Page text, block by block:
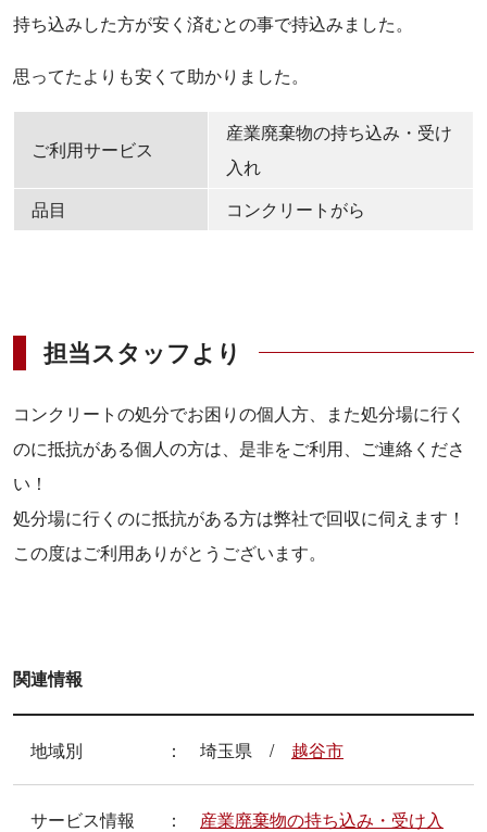
持ち込みした方が安く済むとの事で持込みました。
思ってたよりも安くて助かりました。
ご利用サービス
産業廃棄物の持ち込み・受け
入れ
品目
コンクリートがら
担当スタッフより
コンクリートの処分でお困りの個人方、また処分場に行く
のに抵抗がある個人の方は、是非をご利用、ご連絡くださ
い！
処分場に行くのに抵抗がある方は弊社で回収に伺えます！
この度はご利用ありがとうございます。
関連情報
地域別 埼玉県 越谷市
サービス情報
産業廃棄物の持ち込み・受け入